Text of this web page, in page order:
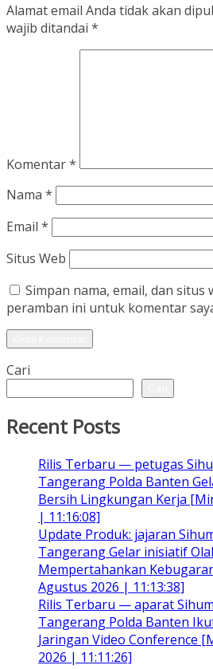
Alamat email Anda tidak akan
wajib ditandai *
Komentar*
Nama *
Email *
Situs Web
Simpan nama, email, dan situs
peramban ini untuk komentar
Cari
Recent Posts
Rilis Terbaru — petugas
Tangerang Polda Banten
Bersih Lingkungan Kerja
| 11:16:08]
Update Produk: jajaran
Tangerang Gelar inisiatif
Mempertahankan
Agustus 2026 | 11:13:38]
Rilis Terbaru — aparat
Tangerang Polda Banten
Jaringan Video Conference
2026 | 11:11:26]